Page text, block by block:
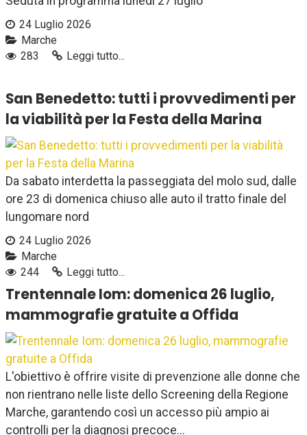
24 Luglio 2026
Marche
283
Leggi tutto...
San Benedetto: tutti i provvedimenti per
la viabilità per la Festa della Marina
Da sabato interdetta la passeggiata del molo sud, dalle
ore 23 di domenica chiuso alle auto il tratto finale del
lungomare nord
24 Luglio 2026
Marche
244
Leggi tutto...
Trentennale Iom: domenica 26 luglio,
mammografie gratuite a Offida
L'obiettivo è offrire visite di prevenzione alle donne che
non rientrano nelle liste dello Screening della Regione
Marche, garantendo così un accesso più ampio ai
controlli per la diagnosi precoce...